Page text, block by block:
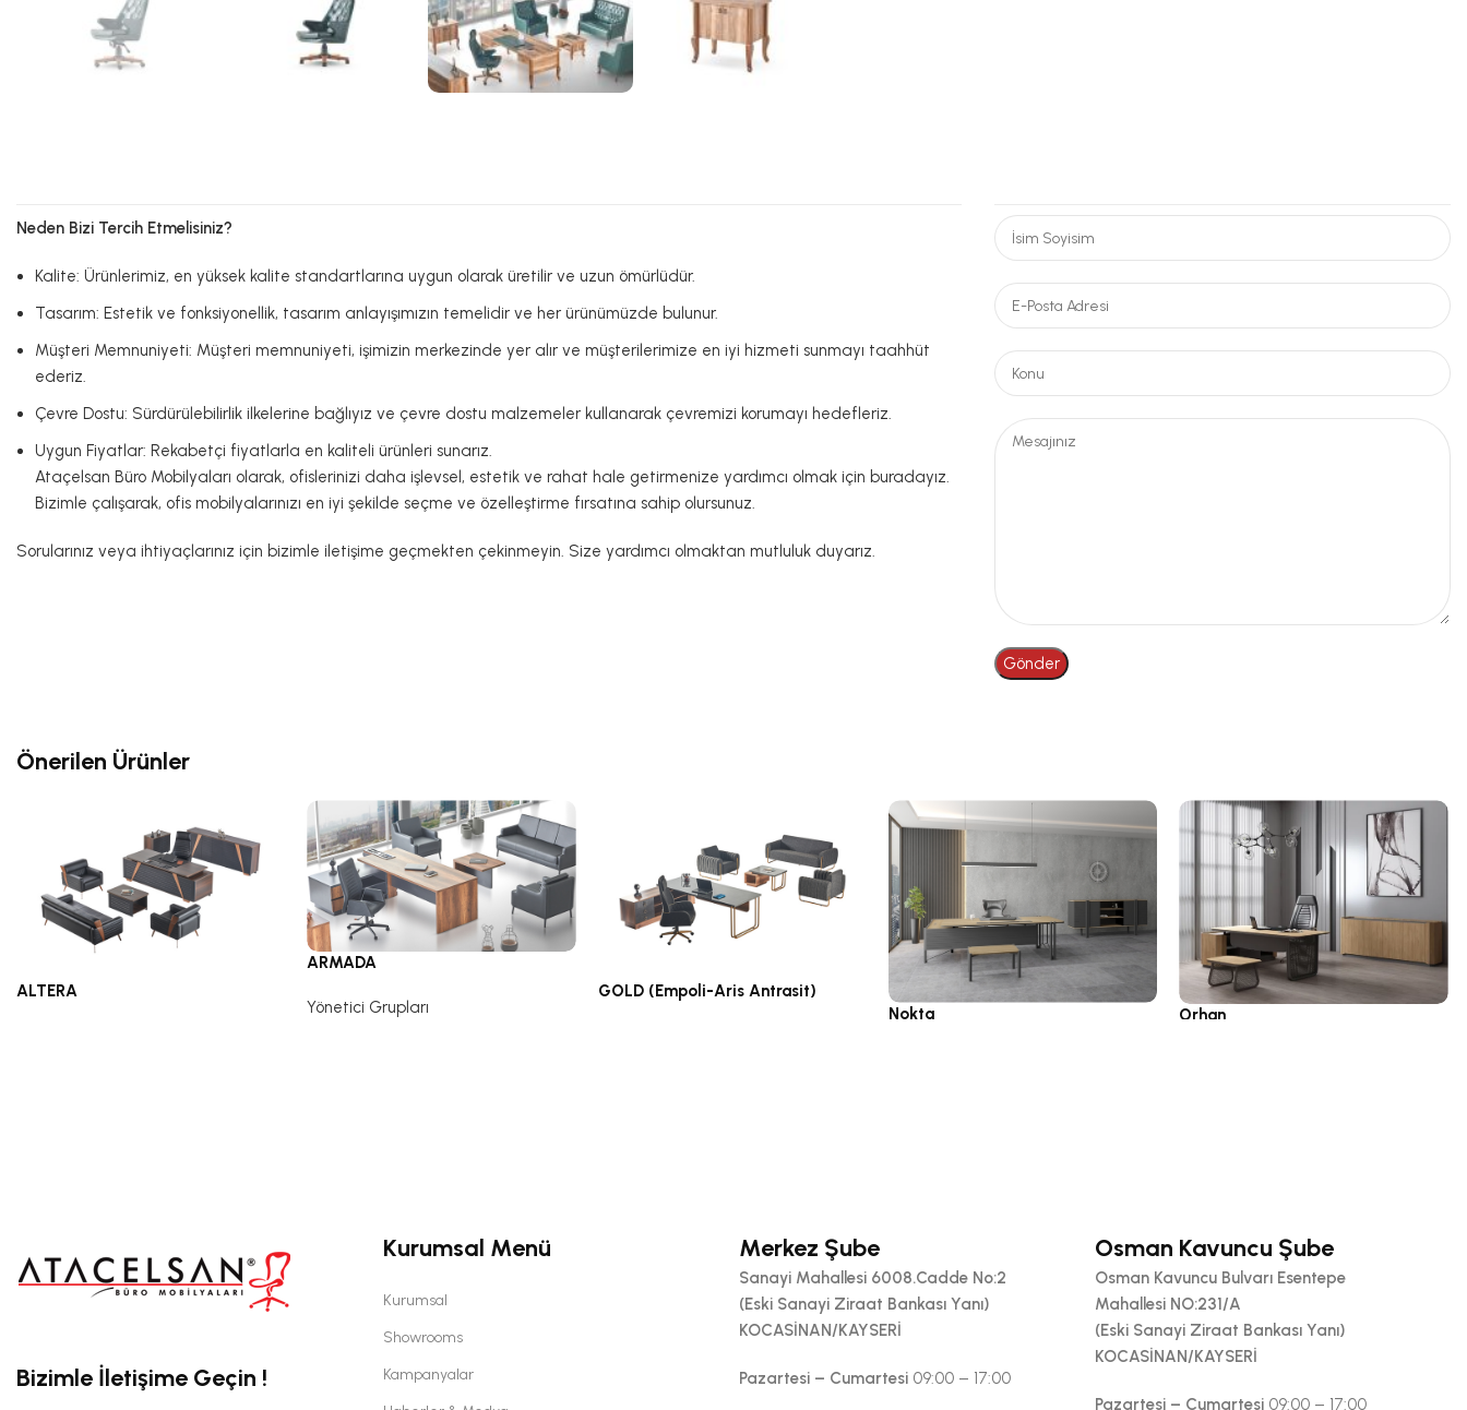
Neden Bizi Tercih Etmelisiniz?
Kalite: Ürünlerimiz, en yüksek kalite standartlarına uygun olarak üretilir ve uzun ömürlüdür.
Tasarım: Estetik ve fonksiyonellik, tasarım anlayışımızın temelidir ve her ürünümüzde bulunur.
Müşteri Memnuniyeti: Müşteri memnuniyeti, işimizin merkezinde yer alır ve müşterilerimize en iyi hizmeti sunmayı taahhüt
ederiz.
Çevre Dostu: Sürdürülebilirlik ilkelerine bağlıyız ve çevre dostu malzemeler kullanarak çevremizi korumayı hedefleriz.
Uygun Fiyatlar: Rekabetçi fiyatlarla en kaliteli ürünleri sunarız.
Ataçelsan Büro Mobilyaları olarak, ofislerinizi daha işlevsel, estetik ve rahat hale getirmenize yardımcı olmak için buradayız.
Bizimle çalışarak, ofis mobilyalarınızı en iyi şekilde seçme ve özelleştirme fırsatına sahip olursunuz.
Sorularınız veya ihtiyaçlarınız için bizimle iletişime geçmekten çekinmeyin. Size yardımcı olmaktan mutluluk duyarız.
Önerilen Ürünler
ALTERA
ARMADA
Yönetici Grupları
GOLD (Empoli-Aris Antrasit)
Nokta Orhan
Bizimle İletişime Geçin !
Kurumsal Menü
Kurumsal
Showrooms
Kampanyalar
Merkez Şube
Sanayi Mahallesi 6008.Cadde No:2
(Eski Sanayi Ziraat Bankası Yanı)
KOCASİNAN/KAYSERİ
Pazartesi – Cumartesi09:00 – 17:00
Osman Kavuncu Şube
Osman Kavuncu Bulvarı Esentepe
Mahallesi NO:231/A
(Eski Sanayi Ziraat Bankası Yanı)
KOCASİNAN/KAYSERİ
Pazartesi – Cumartesi09:00 – 17:00